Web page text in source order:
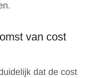
van cost
dat de cost